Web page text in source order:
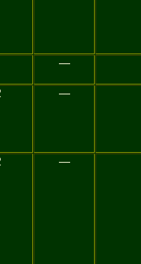
—
—
—